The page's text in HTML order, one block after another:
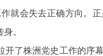
就会失去正确方向。
。
了株洲党史工作的序